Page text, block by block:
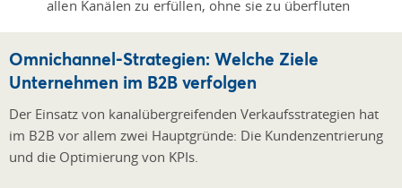
allen Kanälen zu erfüllen, ohne sie zu überfluten
Omnichannel-Strategien: Welche Ziele
Unternehmen im B2B verfolgen
Der Einsatz von kanalübergreifenden Verkaufsstrategien hat
im B2B vor allem zwei Hauptgründe: Die Kundenzentrierung
und die Optimierung von KPIs.